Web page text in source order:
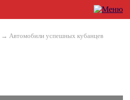
→ Автомобили успешных кубанцев